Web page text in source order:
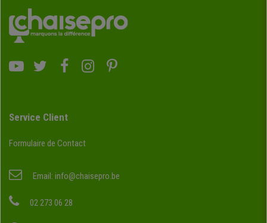
Service Client
Formulaire de Contact
Email: info@chaisepro.be
02 273 06 28